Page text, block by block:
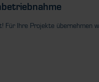
Für Ihre Projekte übernehmen